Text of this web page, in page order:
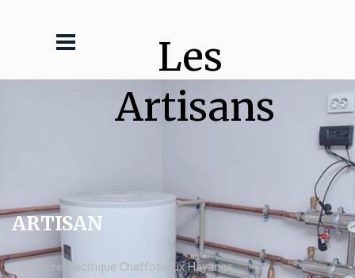
Les
Artisans
ARTISAN
chaudière électrique Chaffoteaux Hayange